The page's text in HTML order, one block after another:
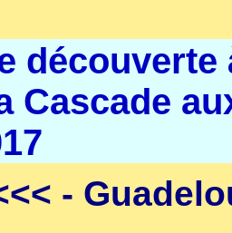
découverte
Cascade
-